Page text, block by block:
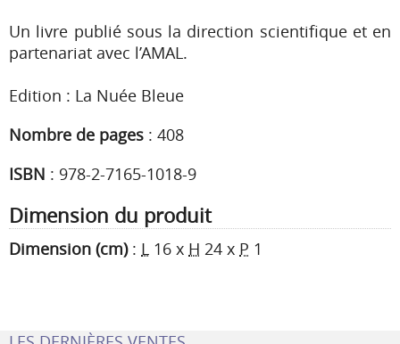
Un livre publié sous la direction scientifique et en
partenariat avec l’AMAL.
Edition : La Nuée Bleue
Nombre de pages : 408
ISBN : 978-2-7165-1018-9
Dimension du produit
Dimension (cm): L 16 x H 24 x P 1